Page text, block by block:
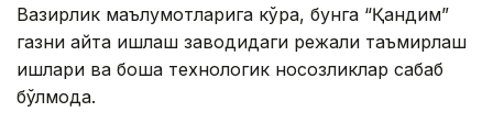
Вазирлик маълумотларига кўра, бунга “Қандим”
газни қайта ишлаш заводидаги режали таъмирлаш
ишлари ва бошқа технологик носозликлар сабаб
бўлмоқда.